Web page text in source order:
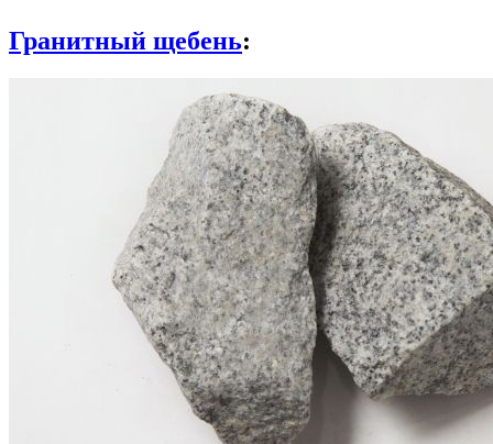
Гранитный щебень: